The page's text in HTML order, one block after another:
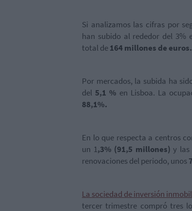
Si analizamos las cifras por
han subido al rededor del 3%
total de164 millones de euros.
Por mercados, la subida ha
del 5,1 % en Lisboa. La
88,1%.
En lo que respecta a centros
un 1,3% (91,5 millones) y las
renovaciones del periodo, unos
La sociedad de inversión
tercer trimestre compró tres